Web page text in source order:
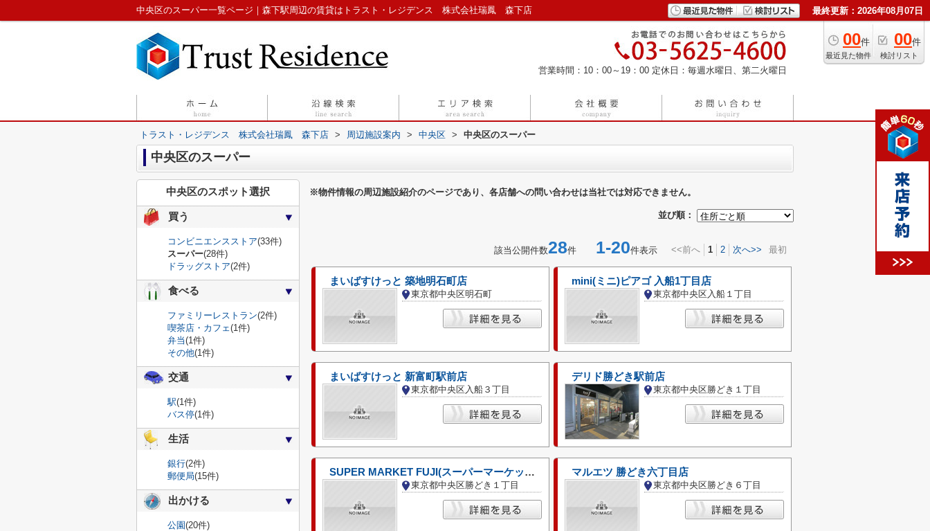
中央区のスーパー一覧ページ｜森下駅周辺の賃貸はトラスト・レジデンス 株式会社瑞鳳 森下店 最終更新：2026年08月07日
00件
最近見た物件
00件
検討リスト
営業時間：10：00～19：00 定休日：毎週水曜日、第二火曜日
トラスト・レジデンス 株式会社瑞鳳 森下店 > 周辺施設案内 > 中央区 > 中央区のスーパー
中央区のスーパー
※物件情報の周辺施設紹介のページであり、各店舗への問い合わせは当社では対応できません。
並び順：
該当公開件数28件 1-20件表示 <<前へ 1 2 次へ>> 最初
まいばすけっと 築地明石町店
東京都中央区明石町
mini(ミニ)ピアゴ 入船1丁目店
東京都中央区入船１丁目
まいばすけっと 新富町駅前店
東京都中央区入船３丁目
デリド勝どき駅前店
東京都中央区勝どき１丁目
SUPER MARKET FUJI(スーパーマーケットフジ) デリド勝どき駅前店
東京都中央区勝どき１丁目
マルエツ 勝どき六丁目店
東京都中央区勝どき６丁目
中央区のスポット選択
買う
コンビニエンスストア(33件)
スーパー(28件)
ドラッグストア(2件)
食べる
ファミリーレストラン(2件)
喫茶店・カフェ(1件)
弁当(1件)
その他(1件)
交通
駅(1件)
バス停(1件)
生活
銀行(2件)
郵便局(15件)
出かける
公園(20件)